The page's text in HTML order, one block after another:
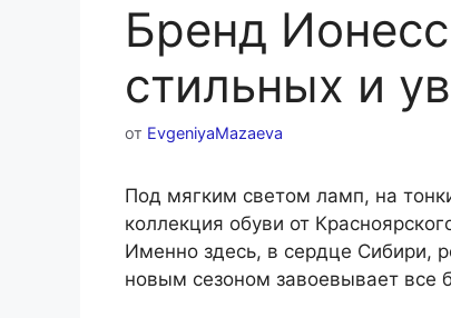
Бренд
стильных и
от EvgeniyaMazaeva
Под мягким светом ламп, на
коллекция обуви от
Именно здесь, в сердце Сибири,
новым сезоном завоевывает все